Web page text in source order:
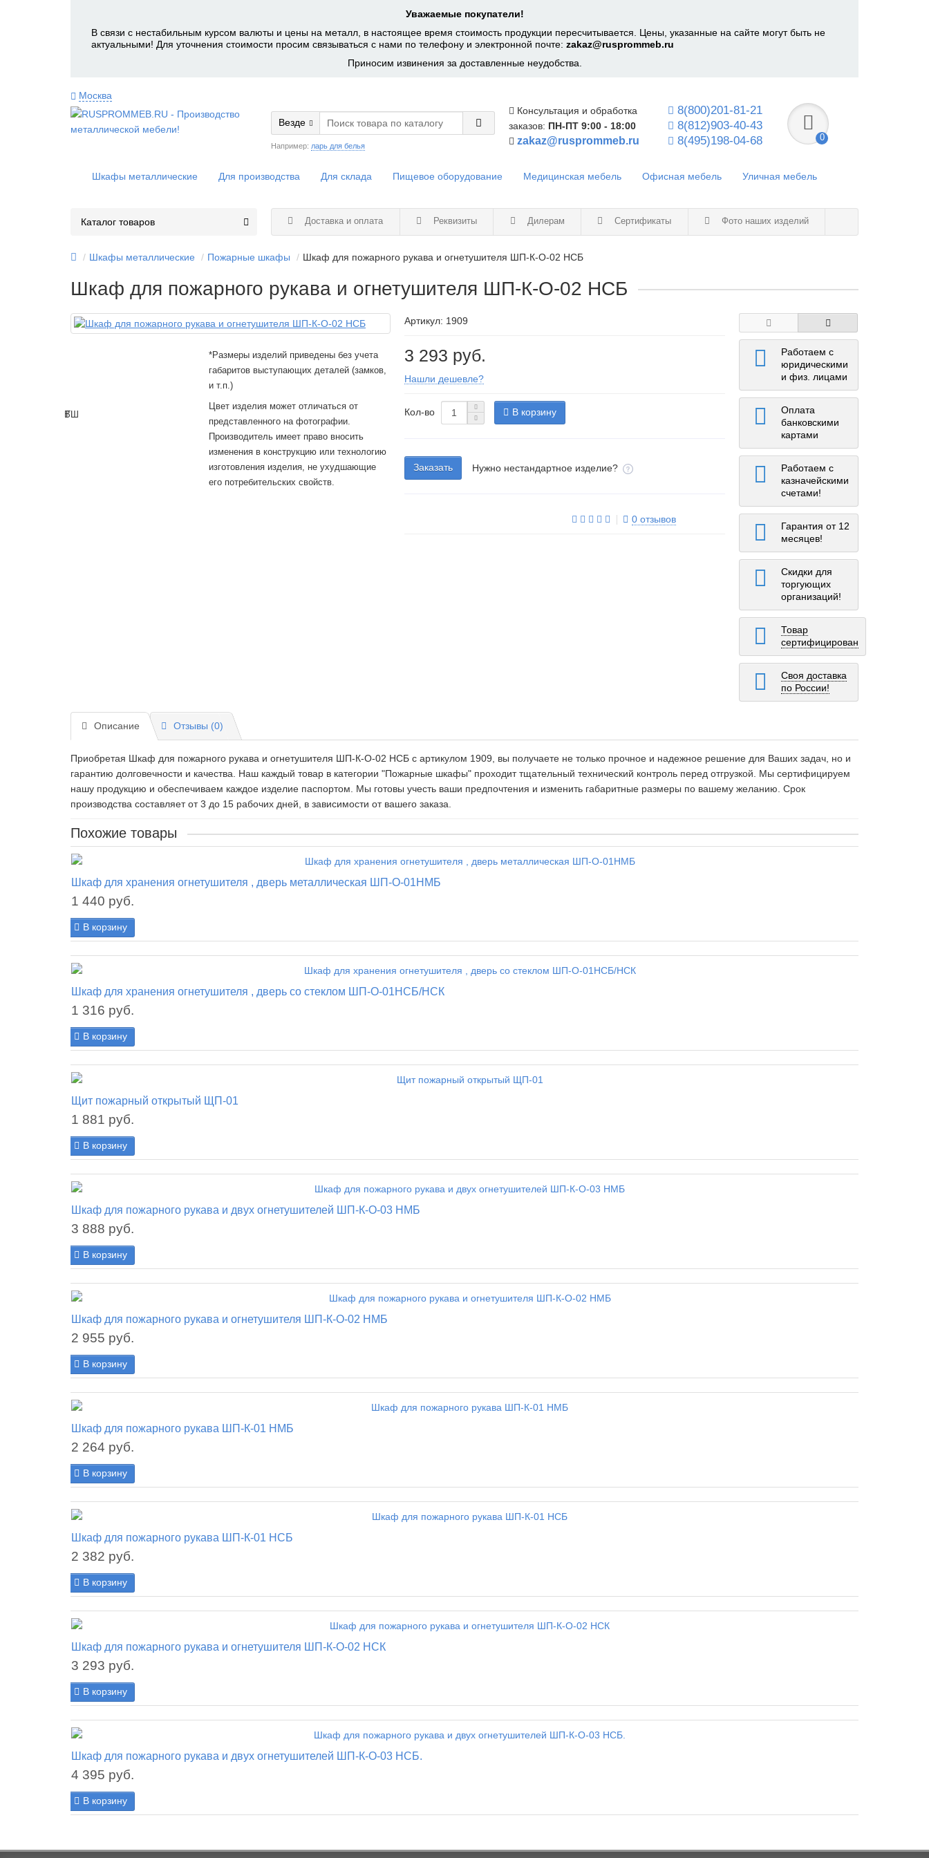
Уважаемые покупатели!
В связи с нестабильным курсом валюты и цены на металл, в настоящее время стоимость продукции пересчитывается. Цены, указанные на сайте могут быть не
актуальными! Для уточнения стоимости просим связываться с нами по телефону и электронной почте: zakaz@rusprommeb.ru
Приносим извинения за доставленные неудобства.
Москва
Везде
Например: ларь для белья
Консультация и обработка
заказов: ПН-ПТ 9:00 - 18:00
zakaz@rusprommeb.ru
8(800)201-81-21
8(812)903-40-43
8(495)198-04-68
0
Шкафы металлические Для производства Для склада Пищевое оборудование Медицинская мебель Офисная мебель Уличная мебель
Доставка и оплата Реквизиты Дилерам Сертификаты Фото наших изделий
Каталог товаров
Шкафы металлические Пожарные шкафы Шкаф для пожарного рукава и огнетушителя ШП-К-О-02 НСБ
Шкаф для пожарного рукава и огнетушителя ШП-К-О-02 НСБ
Ш
В
Г
*Размеры изделий приведены без учета
габаритов выступающих деталей (замков,
и т.п.)
Цвет изделия может отличаться от
представленного на фотографии.
Производитель имеет право вносить
изменения в конструкцию или технологию
изготовления изделия, не ухудшающие
его потребительских свойств.
Артикул: 1909
3 293 руб.
Нашли дешевле?
Кол-во В корзину
Заказать Нужно нестандартное изделие?
0 отзывов
Работаем с
юридическими
и физ. лицами
Оплата
банковскими
картами
Работаем с
казначейскими
счетами!
Гарантия от 12
месяцев!
Скидки для
торгующих
организаций!
Товар
сертифицирован
Своя доставка
по России!
Описание Отзывы (0)
Приобретая Шкаф для пожарного рукава и огнетушителя ШП-К-О-02 НСБ c артикулом 1909, вы получаете не только прочное и надежное решение для Ваших задач, но и
гарантию долговечности и качества. Наш каждый товар в категории "Пожарные шкафы" проходит тщательный технический контроль перед отгрузкой. Мы сертифицируем
нашу продукцию и обеспечиваем каждое изделие паспортом. Мы готовы учесть ваши предпочтения и изменить габаритные размеры по вашему желанию. Срок
производства составляет от 3 до 15 рабочих дней, в зависимости от вашего заказа.
Похожие товары
Шкаф для хранения огнетушителя , дверь металлическая ШП-О-01НМБ
1 440 руб.
В корзину
Шкаф для хранения огнетушителя , дверь со стеклом ШП-О-01НСБ/НСК
1 316 руб.
В корзину
Щит пожарный открытый ЩП-01
1 881 руб.
В корзину
Шкаф для пожарного рукава и двух огнетушителей ШП-К-О-03 НМБ
3 888 руб.
В корзину
Шкаф для пожарного рукава и огнетушителя ШП-К-О-02 НМБ
2 955 руб.
В корзину
Шкаф для пожарного рукава ШП-К-01 НМБ
2 264 руб.
В корзину
Шкаф для пожарного рукава ШП-К-01 НСБ
2 382 руб.
В корзину
Шкаф для пожарного рукава и огнетушителя ШП-К-О-02 НСК
3 293 руб.
В корзину
Шкаф для пожарного рукава и двух огнетушителей ШП-К-О-03 НСБ.
4 395 руб.
В корзину